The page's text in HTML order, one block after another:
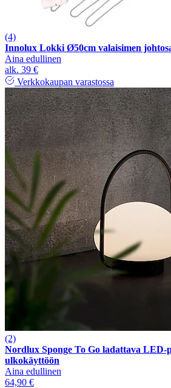
(4)
Innolux Lokki Ø50cm valaisimen
Aina edullinen
alk. 39 €
Verkkokaupan varastossa
(2)
Nordlux Sponge To Go ladattava LED-
ulkokäyttöön
Aina edullinen
64,90 €